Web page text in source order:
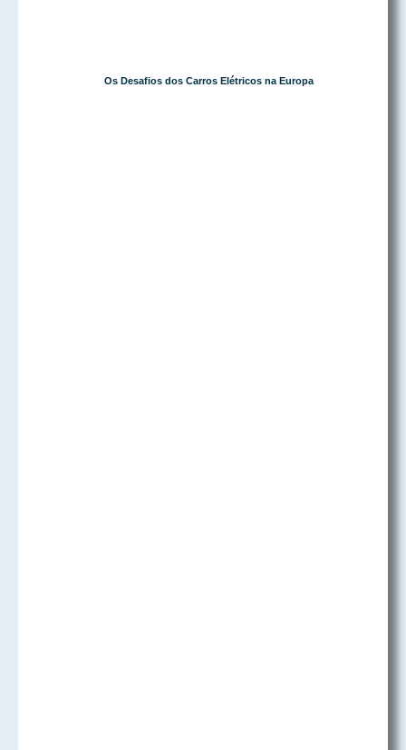
Os Desafios dos Carros Elétricos na Europa